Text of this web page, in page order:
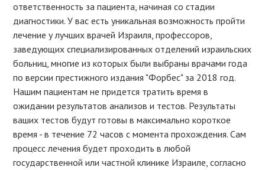
ответственность за пациента, начиная со стадии
диагностики. У вас есть уникальная возможность пройти
лечение у лучших врачей Израиля, профессоров,
заведующих специализированных отделений израильских
больниц, многие из которых были выбраны врачами года
по версии престижного издания "Форбес" за 2018 год.
Нашим пациентам не придется тратить время в
ожидании результатов анализов и тестов. Результаты
ваших тестов будут готовы в максимально короткое
время - в течение 72 часов с момента прохождения. Сам
процесс лечения будет проходить в любой
государственной или частной клинике Израиле, согласно